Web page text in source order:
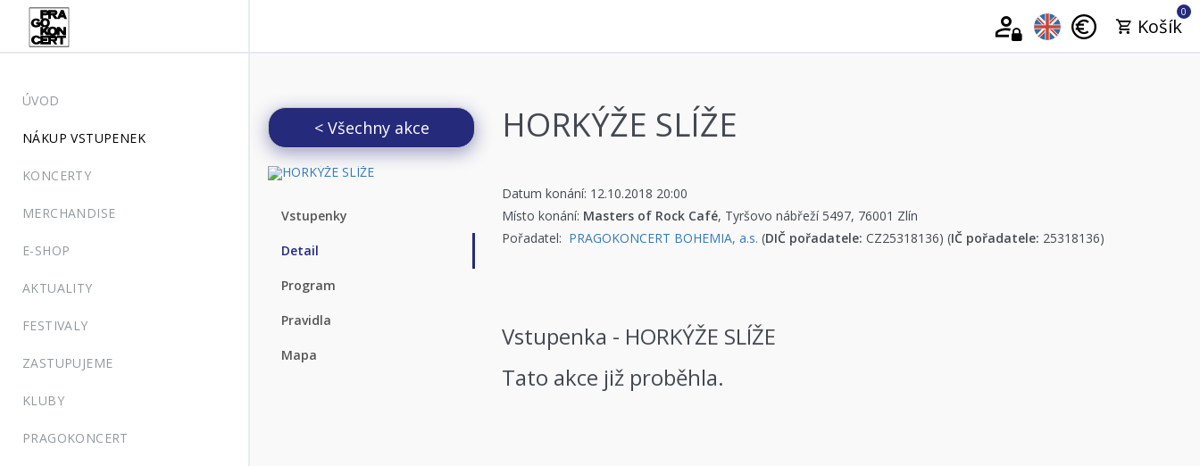
0
Košík
ÚVOD
NÁKUP VSTUPENEK
KONCERTY
MERCHANDISE
E-SHOP
AKTUALITY
FESTIVALY
ZASTUPUJEME
KLUBY
PRAGOKONCERT
< Všechny akce
Vstupenky
Detail
Program
Pravidla
Mapa
HORKÝŽE SLÍŽE
Datum konání: 12.10.2018 20:00
Místo konání: Masters of Rock Café, Tyršovo nábřeží 5497, 76001 Zlín
Pořadatel: PRAGOKONCERT BOHEMIA, a.s. (DIČ pořadatele: CZ25318136) (IČ pořadatele: 25318136)
Vstupenka - HORKÝŽE SLÍŽE
Tato akce již proběhla.